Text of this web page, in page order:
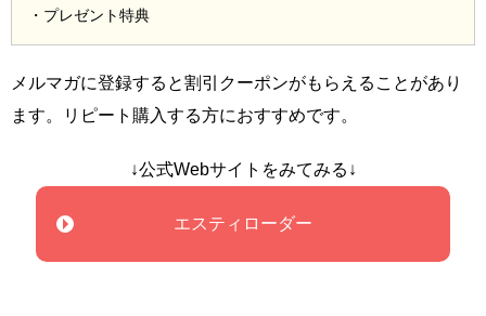
・プレゼント特典
メルマガに登録すると割引クーポンがもらえることがあり
ます。リピート購入する方におすすめです。
↓公式Webサイトをみてみる↓
エスティローダー